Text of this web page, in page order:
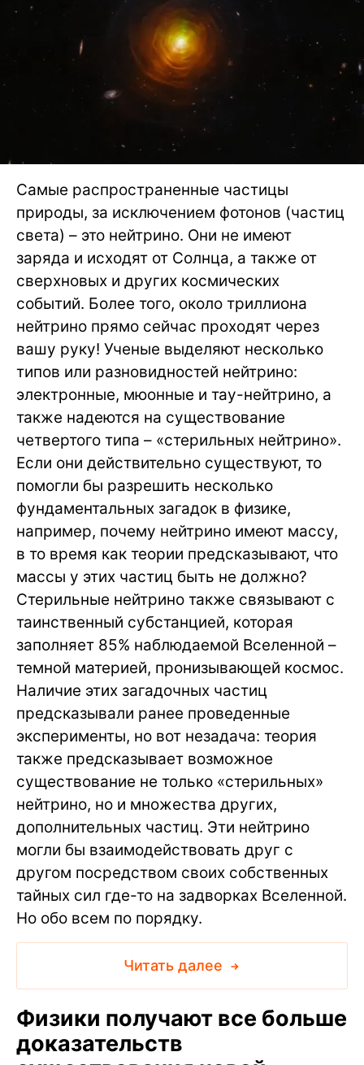
Самые распространенные частицы
природы, за исключением фотонов (частиц
света) – это нейтрино. Они не имеют
заряда и исходят от Солнца, а также от
сверхновых и других космических
событий. Более того, около триллиона
нейтрино прямо сейчас проходят через
вашу руку! Ученые выделяют несколько
типов или разновидностей нейтрино:
электронные, мюонные и тау-нейтрино, а
также надеются на существование
четвертого типа – «стерильных нейтрино».
Если они действительно существуют, то
помогли бы разрешить несколько
фундаментальных загадок в физике,
например, почему нейтрино имеют массу,
в то время как теории предсказывают, что
массы у этих частиц быть не должно?
Стерильные нейтрино также связывают с
таинственный субстанцией, которая
заполняет 85% наблюдаемой Вселенной –
темной материей, пронизывающей космос.
Наличие этих загадочных частиц
предсказывали ранее проведенные
эксперименты, но вот незадача: теория
также предсказывает возможное
существование не только «стерильных»
нейтрино, но и множества других,
дополнительных частиц. Эти нейтрино
могли бы взаимодействовать друг с
другом посредством своих собственных
тайных сил где-то на задворках Вселенной.
Но обо всем по порядку.
Читать далее
Физики получают все больше
доказательств